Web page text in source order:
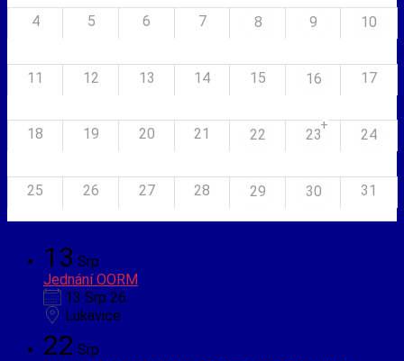
4 5 6 7 8 9 10
11 12 13 14 15 16 17
18 19 20 21 22 23
+
24
25 26 27 28 29 30 31
13 Srp
Jednání OORM
13 Srp 26
Lukavice
22 Srp